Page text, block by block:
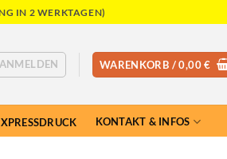
IN 2 WERKTAGEN)
ANMELDEN WARENKORB /0,00€
KONTAKT & INFOS